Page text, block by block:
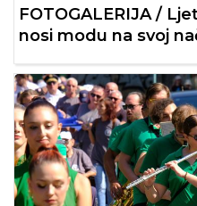
FOTOGALERIJA /
nosi modu na svoj